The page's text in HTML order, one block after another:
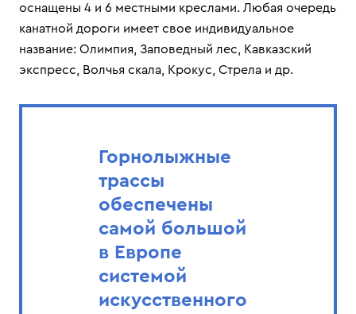
оснащены 4 и 6 местными креслами. Любая очередь
канатной дороги имеет свое индивидуальное
название: Олимпия, Заповедный лес, Кавказский
экспресс, Волчья скала, Крокус, Стрела и др.
Горнолыжные
трассы
обеспечены
самой большой
в Европе
системой
искусственного